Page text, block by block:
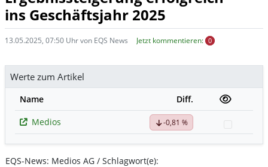
ins Geschäftsjahr 2025
13.05.2025, 07:50 Uhr von EQS News Jetzt kommentieren: 0
Werte zum Artikel
Name
Diff.
Medios
-0,81 %
EQS-News: Medios AG / Schlagwort(e):